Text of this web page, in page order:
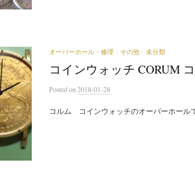
オーバーホール・修理 / その他 / 未分類
コインウォッチ CORUM
Postedon 2018-01-28
コルム コインウォッチのオーバーホールで